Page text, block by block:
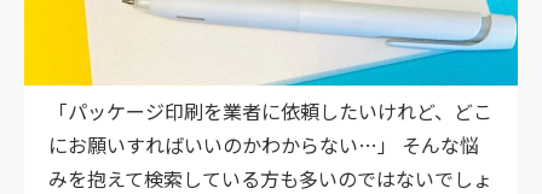
「パッケージ印刷を業者に依頼したいけれど、どこ
にお願いすればいいのかわからない…」 そんな悩
みを抱えて検索している方も多いのではないでしょ